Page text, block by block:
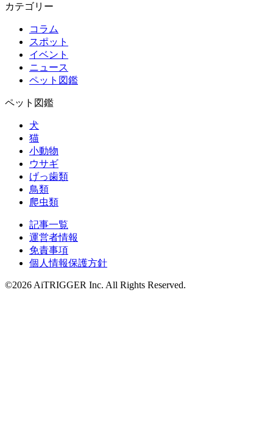
カテゴリー
コラム
スポット
イベント
ニュース
ペット図鑑
ペット図鑑
犬
猫
小動物
ウサギ
げっ歯類
鳥類
爬虫類
記事一覧
運営者情報
免責事項
個人情報保護方針
©2026 AiTRIGGER Inc. All Rights Reserved.